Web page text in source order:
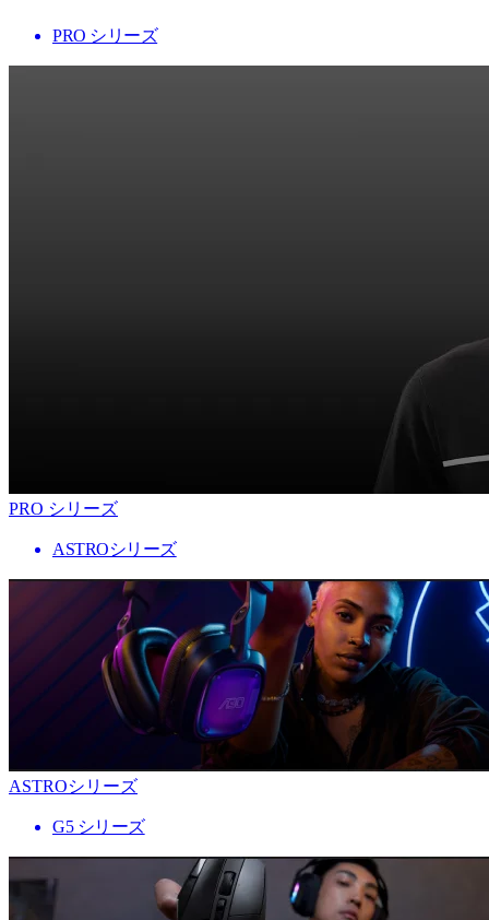
PRO シリーズ
PRO シリーズ
ASTROシリーズ
ASTROシリーズ
G5 シリーズ